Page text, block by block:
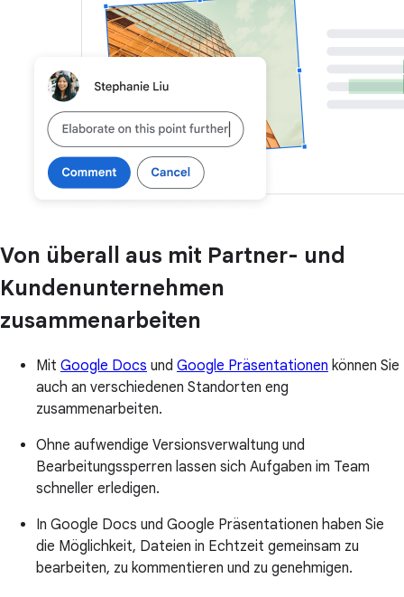
Von überall aus mit Partner- und
Kundenunternehmen
zusammenarbeiten
Mit Google Docs und Google Präsentationen können Sie
auch an verschiedenen Standorten eng
zusammenarbeiten.
Ohne aufwendige Versionsverwaltung und
Bearbeitungssperren lassen sich Aufgaben im Team
schneller erledigen.
In Google Docs und Google Präsentationen haben Sie
die Möglichkeit, Dateien in Echtzeit gemeinsam zu
bearbeiten, zu kommentieren und zu genehmigen.